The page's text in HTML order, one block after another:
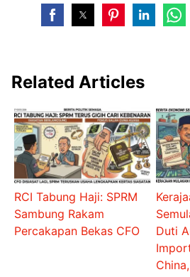
Related Articles
RCI Tabung Haji: SPRM
Sambung Rakam
Percakapan Bekas CFO
Duti